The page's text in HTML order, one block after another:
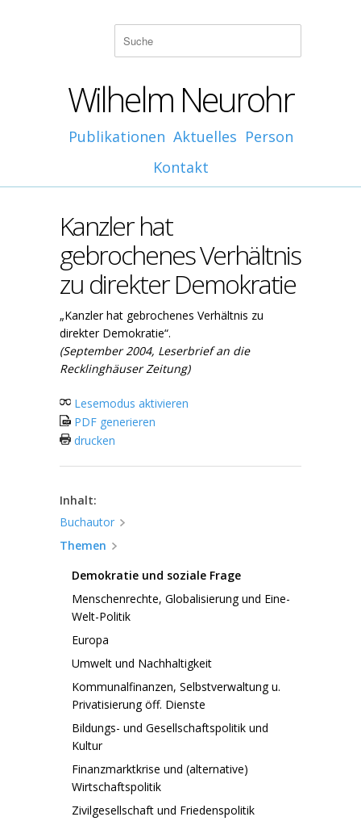
Wilhelm Neurohr
Publikationen Aktuelles Person
Kontakt
Kanzler hat
gebrochenes Verhältnis
zu direkter Demokratie
„Kanzler hat gebrochenes Verhältnis zu
direkter Demokratie“.
(September 2004, Leserbrief an die
Recklinghäuser Zeitung)
Lesemodus aktivieren
PDF generieren
drucken
Inhalt:
Buchautor
Themen
Demokratie und soziale Frage
Menschenrechte, Globalisierung und Eine-
Welt-Politik
Europa
Umwelt und Nachhaltigkeit
Kommunalfinanzen, Selbstverwaltung u.
Privatisierung öff. Dienste
Bildungs- und Gesellschaftspolitik und
Kultur
Finanzmarktkrise und (alternative)
Wirtschaftspolitik
Zivilgesellschaft und Friedenspolitik